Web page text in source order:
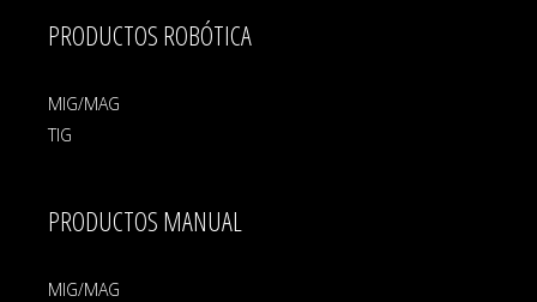
PRODUCTOS ROBÓTICA
MIG/MAG
TIG
PRODUCTOS MANUAL
MIG/MAG